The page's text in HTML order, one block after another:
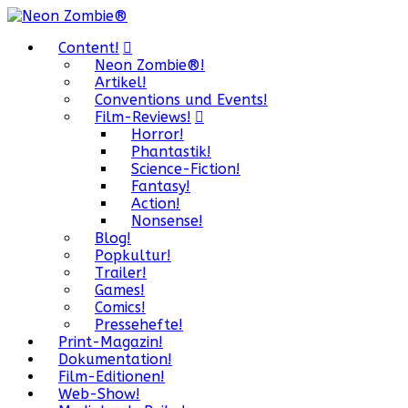
Content!
Neon Zombie®!
Artikel!
Conventions und Events!
Film-Reviews!
Horror!
Phantastik!
Science-Fiction!
Fantasy!
Action!
Nonsense!
Blog!
Popkultur!
Trailer!
Games!
Comics!
Pressehefte!
Print-Magazin!
Dokumentation!
Film-Editionen!
Web-Show!